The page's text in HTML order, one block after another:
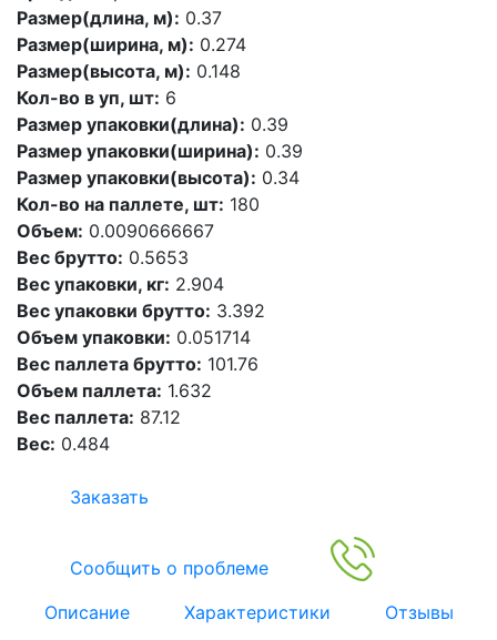
Размер(длина, м): 0.37
Размер(ширина, м): 0.274
Размер(высота, м): 0.148
Кол-во в уп, шт: 6
Размер упаковки(длина): 0.39
Размер упаковки(ширина): 0.39
Размер упаковки(высота): 0.34
Кол-во на паллете, шт: 180
Объем: 0.0090666667
Вес брутто: 0.5653
Вес упаковки, кг: 2.904
Вес упаковки брутто: 3.392
Объем упаковки: 0.051714
Вес паллета брутто: 101.76
Объем паллета: 1.632
Вес паллета: 87.12
Вес: 0.484
Заказать
Сообщить о проблеме
Описание
Характеристики
Отзывы